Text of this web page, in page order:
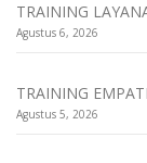
TRAINING
Agustus 6, 2026
TRAINING
Agustus 5, 2026